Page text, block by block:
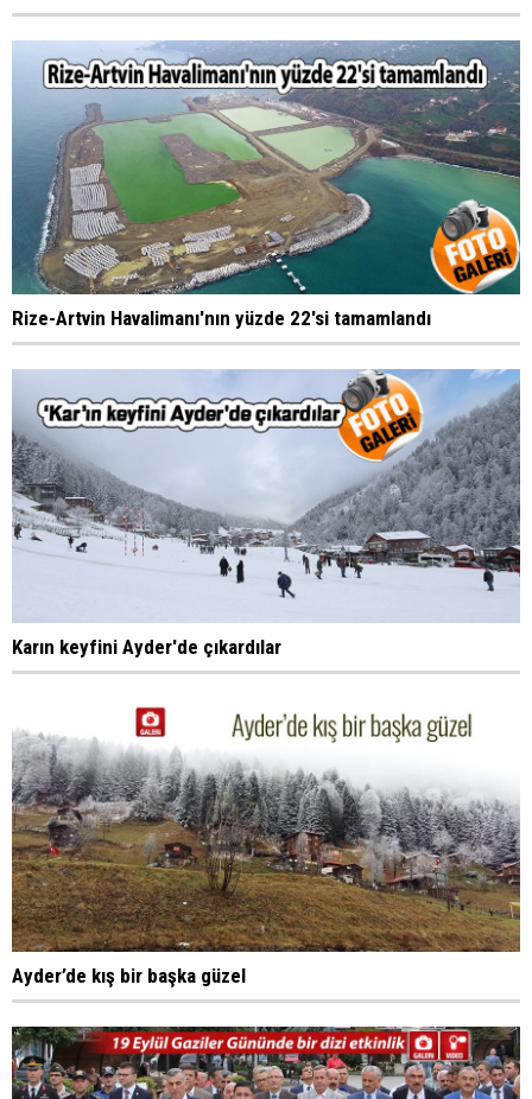
Rize-Artvin Havalimanı'nın yüzde 22'si tamamlandı
Karın keyfini Ayder'de çıkardılar
Ayder’de kış bir başka güzel